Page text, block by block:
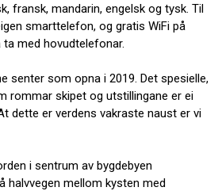
fransk, mandarin, engelsk og tysk. Til
smarttelefon, og gratis WiFi på
med hovudtelefonar.
senter som opna i 2019. Det spesielle,
rommar skipet og utstillingane er ei
dette er verdens vakraste naust er vi
i sentrum av bygdebyen
halvvegen mellom kysten med